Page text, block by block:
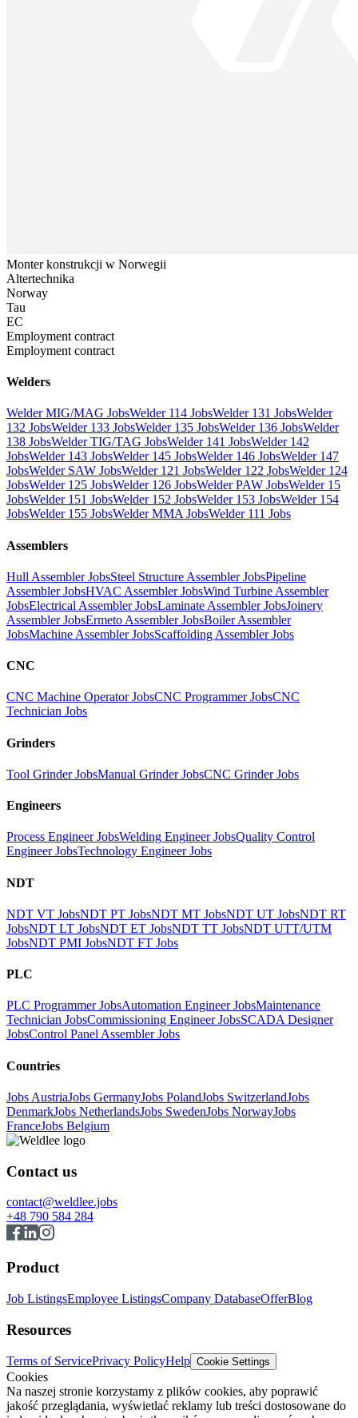
Monter konstrukcji w Norwegii
Altertechnika
Norway
Tau
EC
Employment contract
Employment contract
Welders
Welder MIG/MAG JobsWelder 114 JobsWelder 131 JobsWelder
132 JobsWelder 133 JobsWelder 135 JobsWelder 136 JobsWelder
138 JobsWelder TIG/TAG JobsWelder 141 JobsWelder 142
JobsWelder 143 JobsWelder 145 JobsWelder 146 JobsWelder 147
JobsWelder SAW JobsWelder 121 JobsWelder 122 JobsWelder 124
JobsWelder 125 JobsWelder 126 JobsWelder PAW JobsWelder 15
JobsWelder 151 JobsWelder 152 JobsWelder 153 JobsWelder 154
JobsWelder 155 JobsWelder MMA JobsWelder 111 Jobs
Assemblers
Hull Assembler JobsSteel Structure Assembler JobsPipeline
Assembler JobsHVAC Assembler JobsWind Turbine Assembler
JobsElectrical Assembler JobsLaminate Assembler JobsJoinery
Assembler JobsErmeto Assembler JobsBoiler Assembler
JobsMachine Assembler JobsScaffolding Assembler Jobs
CNC
CNC Machine Operator JobsCNC Programmer JobsCNC
Technician Jobs
Grinders
Tool Grinder JobsManual Grinder JobsCNC Grinder Jobs
Engineers
Process Engineer JobsWelding Engineer JobsQuality Control
Engineer JobsTechnology Engineer Jobs
NDT
NDT VT JobsNDT PT JobsNDT MT JobsNDT UT JobsNDT RT
JobsNDT LT JobsNDT ET JobsNDT TT JobsNDT UTT/UTM
JobsNDT PMI JobsNDT FT Jobs
PLC
PLC Programmer JobsAutomation Engineer JobsMaintenance
Technician JobsCommissioning Engineer JobsSCADA Designer
JobsControl Panel Assembler Jobs
Countries
Jobs AustriaJobs GermanyJobs PolandJobs SwitzerlandJobs
DenmarkJobs NetherlandsJobs SwedenJobs NorwayJobs
FranceJobs Belgium
Contact us
contact@weldlee.jobs
+48 790 584 284
Product
Job ListingsEmployee ListingsCompany DatabaseOfferBlog
Resources
Terms of ServicePrivacy PolicyHelp Cookie Settings
Cookies
Na naszej stronie korzystamy z plików cookies, aby poprawić
jakość przeglądania, wyświetlać reklamy lub treści dostosowane do